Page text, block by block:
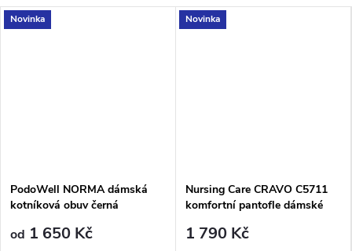
Novinka
PodoWell NORMA dámská
kotníková obuv černá
od 1 650 Kč
Novinka
Nursing Care CRAVO C5711
komfortní pantofle dámské
1 790 Kč